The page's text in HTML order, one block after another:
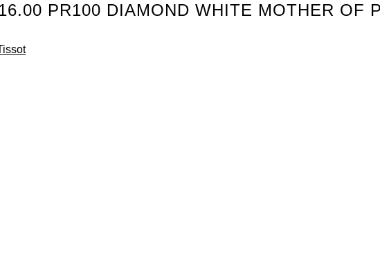
PR100 DIAMOND WHITE MOTHER OF